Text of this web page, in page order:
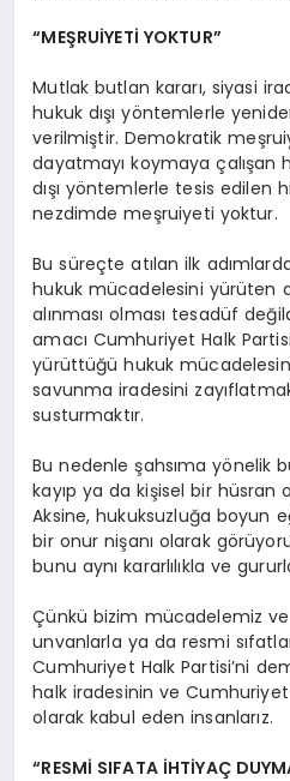
“MEŞRUİYETİ YOKTUR”
Mutlak butlan kararı, siyasi
hukuk dışı yöntemlerle
verilmiştir. Demokratik
dayatmayı koymaya çalışan
dışı yöntemlerle tesis edilen
nezdimde meşruiyeti yoktur.
Bu süreçte atılan ilk
hukuk mücadelesini yürüten
alınması olması tesadüf
amacı Cumhuriyet Halk
yürüttüğü hukuk
savunma iradesini
susturmaktır.
Bu nedenle şahsıma yönelik
kayıp ya da kişisel bir hüsran
Aksine, hukuksuzluğa boyun
bir onur nişanı olarak
bunu aynı kararlılıkla ve
Çünkü bizim mücadelemiz
unvanlarla ya da resmi
Cumhuriyet Halk Partisi’ni
halk iradesinin ve
olarak kabul eden insanlarız.
“RESMİ SIFATA İHTİYAÇ